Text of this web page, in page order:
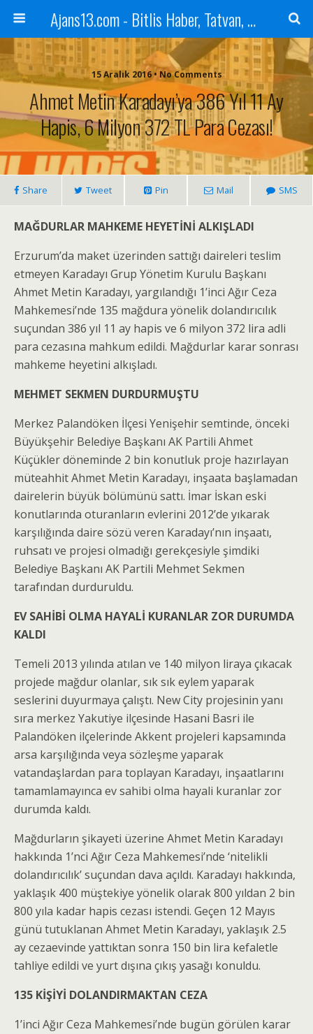
Ajans13.com - Bitlis Haber, Tatvan, Ahlat, Adilcevaz, Mutki, Hizan, Güroymak, Gazete, Ajans, 13, Haber
15 Aralık 2016 • No Comments
Ahmet Metin Karadayı’ya 386 Yıl 11 Ay
Hapis, 6 Milyon 372 TL Para Cezası!
Share Tweet Pin Mail SMS
MAĞDURLAR MAHKEME HEYETİNİ ALKIŞLADI
Erzurum’da maket üzerinden sattığı daireleri teslim
etmeyen Karadayı Grup Yönetim Kurulu Başkanı
Ahmet Metin Karadayı, yargılandığı 1’inci Ağır Ceza
Mahkemesi’nde 135 mağdura yönelik dolandırıcılık
suçundan 386 yıl 11 ay hapis ve 6 milyon 372 lira adli
para cezasına mahkum edildi. Mağdurlar karar sonrası
mahkeme heyetini alkışladı.
MEHMET SEKMEN DURDURMUŞTU
Merkez Palandöken İlçesi Yenişehir semtinde, önceki
Büyükşehir Belediye Başkanı AK Partili Ahmet
Küçükler döneminde 2 bin konutluk proje hazırlayan
müteahhit Ahmet Metin Karadayı, inşaata başlamadan
dairelerin büyük bölümünü sattı. İmar İskan eski
konutlarında oturanların evlerini 2012’de yıkarak
karşılığında daire sözü veren Karadayı’nın inşaatı,
ruhsatı ve projesi olmadığı gerekçesiyle şimdiki
Belediye Başkanı AK Partili Mehmet Sekmen
tarafından durduruldu.
EV SAHİBİ OLMA HAYALİ KURANLAR ZOR DURUMDA
KALDI
Temeli 2013 yılında atılan ve 140 milyon liraya çıkacak
projede mağdur olanlar, sık sık eylem yaparak
seslerini duyurmaya çalıştı. New City projesinin yanı
sıra merkez Yakutiye ilçesinde Hasani Basri ile
Palandöken ilçelerinde Akkent projeleri kapsamında
arsa karşılığında veya sözleşme yaparak
vatandaşlardan para toplayan Karadayı, inşaatlarını
tamamlamayınca ev sahibi olma hayali kuranlar zor
durumda kaldı.
Mağdurların şikayeti üzerine Ahmet Metin Karadayı
hakkında 1’nci Ağır Ceza Mahkemesi’nde ‘nitelikli
dolandırıcılık’ suçundan dava açıldı. Karadayı hakkında,
yaklaşık 400 müştekiye yönelik olarak 800 yıldan 2 bin
800 yıla kadar hapis cezası istendi. Geçen 12 Mayıs
günü tutuklanan Ahmet Metin Karadayı, yaklaşık 2.5
ay cezaevinde yattıktan sonra 150 bin lira kefaletle
tahliye edildi ve yurt dışına çıkış yasağı konuldu.
135 KİŞİYİ DOLANDIRMAKTAN CEZA
1’inci Ağır Ceza Mahkemesi’nde bugün görülen karar